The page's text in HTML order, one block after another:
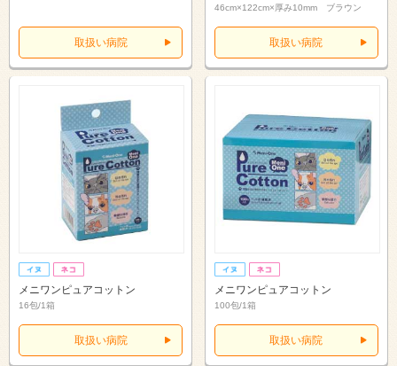
取扱い病院
46cm×122cm×厚み10mm ブラウン
取扱い病院
メニワンピュアコットン
16包/1箱
取扱い病院
メニワンピュアコットン
100包/1箱
取扱い病院